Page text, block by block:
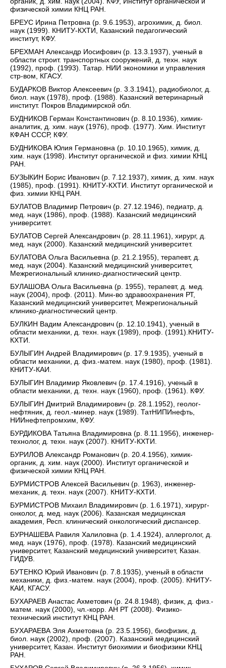
физической химии КНЦ РАН.
БРЕУС Ирина Петровна (р. 9.6.1953), агрохимик, д. биол.
наук (1999). КНИТУ-КХТИ, Казанский педагогический
институт, КФУ.
БРЕХМАН Александр Иосифович (р. 13.3.1937), ученый в
области строит. транспортных сооружений, д. техн. наук
(1992), проф. (1993). Татар. НИИ экономики и управления
стр-вом, КГАСУ.
БУДАРКОВ Виктор Алексеевич (р. 3.3.1941), радиобиолог, д.
биол. наук (1978), проф. (1988). Казанский ветеринарный
институт. Покров Владимирской обл.
БУДНИКОВ Герман Константинович (р. 8.10.1936), химик-
аналитик, д. хим. наук (1976), проф. (1977). Хим. Институт
КФАН СССР, КФУ.
БУДНИКОВА Юлия Германовна (р. 10.10.1965), химик, д.
хим. наук (1998). Институт органической и физ. химии КНЦ
РАН.
БУЗЫКИН Борис Иванович (р. 7.12.1937), химик, д. хим. наук
(1985), проф. (1991). КНИТУ-КХТИ. Институт органической и
физ. химии КНЦ РАН.
БУЛАТОВ Владимир Петрович (р. 27.12.1946), педиатр, д.
мед. наук (1986), проф. (1988). Казанский медицинский
университет.
БУЛАТОВ Сергей Александрович (р. 28.11.1961), хирург, д.
мед. наук (2000). Казанский медицинский университет.
БУЛАТОВА Ольга Васильевна (р. 21.2.1955), терапевт, д.
мед. наук (2004). Казанский медицинский университет,
Межрегиональный клинико-диагностический центр.
БУЛАШОВА Ольга Васильевна (р. 1955), терапевт, д. мед.
наук (2004), проф. (2011). Мин-во здравоохранения РТ,
Казанский медицинский университет, Межрегиональный
клинико-диагностический центр.
БУЛКИН Вадим Александрович (р. 12.10.1941), ученый в
области механики, д. техн. наук (1989), проф. (1991).КНИТУ-
КХТИ.
БУЛЫГИН Андрей Владимирович (р. 17.9.1935), ученый в
области механики, д. физ.-матем. наук (1980), проф. (1981).
КНИТУ-КАИ.
БУЛЫГИН Владимир Яковлевич (р. 17.4.1916), ученый в
области механики, д. техн. наук (1960), проф. (1961). КФУ.
БУЛЫГИН Дмитрий Владимирович (р. 28.1.1952), геолог-
нефтяник, д. геол.-минер. наук (1989). ТатНИПИнефть,
НИИнефтепромхим, КФУ.
БУРДИКОВА Татьяна Владимировна (р. 8.11.1956), инженер-
технолог, д. техн. наук (2007). КНИТУ-КХТИ.
БУРИЛОВ Александр Романович (р. 20.4.1956), химик-
органик, д. хим. наук (2000). Институт органической и
физической химии КНЦ РАН.
БУРМИСТРОВ Алексей Васильевич (р. 1963), инженер-
механик, д. техн. наук (2007). КНИТУ-КХТИ.
БУРМИСТРОВ Михаил Владимирович (р. 1.6.1971), хирург-
онколог, д. мед. наук (2006). Казанская медицинская
академия, Респ. клинический онкологический диспансер.
БУРНАШЕВА Равиля Халиловна (р. 1.4.1924), аллерголог, д.
мед. наук (1976), проф. (1978). Казанский медицинский
университет, Казанский медицинский университет, Казан.
ГИДУВ.
БУТЕНКО Юрий Иванович (р. 7.8.1935), ученый в области
механики, д. физ.-матем. наук (2004), проф. (2005). КНИТУ-
КАИ, КГАСУ.
БУХАРАЕВ Анастас Ахметович (р. 24.8.1948), физик, д. физ.-
матем. наук (2000), чл.-корр. АН РТ (2008). Физико-
технический институт КНЦ РАН.
БУХАРАЕВА Эля Ахметовна (р. 23.5.1956), биофизик, д.
биол. наук (2002), проф. (2007). Казанский медицинский
университет, Казан. Институт биохимии и биофизики КНЦ
РАН.